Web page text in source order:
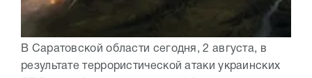
В Саратовской области сегодня, 2 августа, в
результате террористической атаки украинских